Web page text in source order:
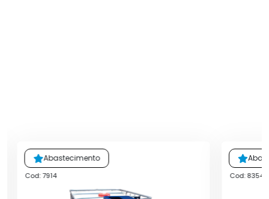
Abastecimento
Cod: 7914 Cod: 8354